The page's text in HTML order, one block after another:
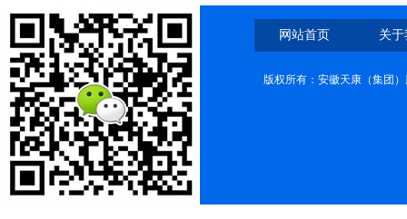
网站首页 关
版权所有：安徽天康（集团